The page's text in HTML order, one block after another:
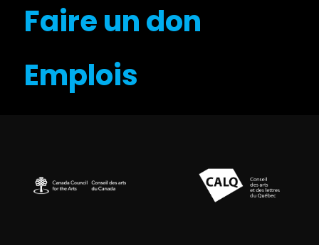
Faire un don
Emplois